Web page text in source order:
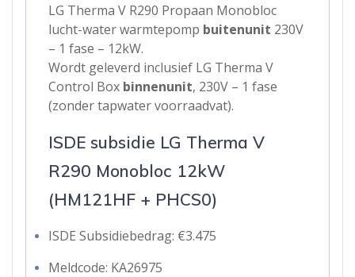
LG Therma V R290 Propaan Monobloc
lucht-water warmtepomp buitenunit 230V
– 1 fase – 12kW.
Wordt geleverd inclusief LG Therma V
Control Box binnenunit, 230V – 1 fase
(zonder tapwater voorraadvat).
ISDE subsidie LG Therma V
R290 Monobloc 12kW
(HM121HF + PHCS0)
ISDE Subsidiebedrag: €3.475
Meldcode: KA26975